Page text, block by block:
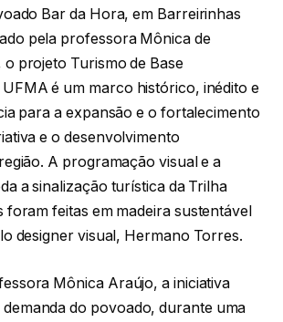
Bar da Hora, em Barreirinhas
pela professora Mônica de
projeto Turismo de Base
é um marco histórico, inédito e
para a expansão e o fortalecimento
e o desenvolvimento
A programação visual e a
a sinalização turística da Trilha
foram feitas em madeira sustentável
designer visual, Hermano Torres.
Mônica Araújo, a iniciativa
demanda do povoado, durante uma